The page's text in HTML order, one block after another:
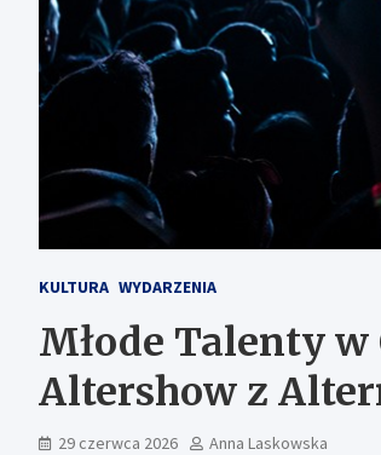
KULTURA WYDARZENIA
Młode Talenty
Altershow z
29 czerwca 2026 Anna Laskowska